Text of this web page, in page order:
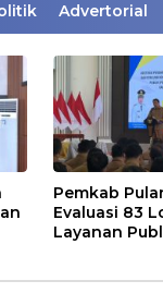
Advertorial
Pemkab
Evaluasi 83
Layanan